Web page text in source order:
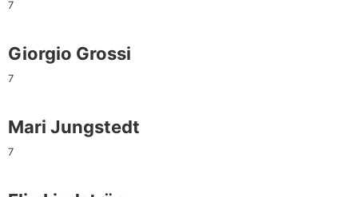
7
Giorgio Grossi
7
Mari Jungstedt
7